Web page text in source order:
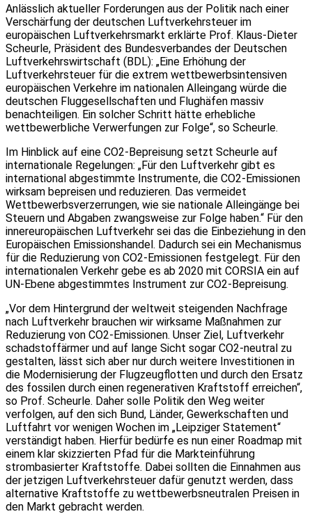
Anlässlich aktueller Forderungen aus der Politik nach einer
Verschärfung der deutschen Luftverkehrsteuer im
europäischen Luftverkehrsmarkt erklärte Prof. Klaus-Dieter
Scheurle, Präsident des Bundesverbandes der Deutschen
Luftverkehrswirtschaft (BDL): „Eine Erhöhung der
Luftverkehrsteuer für die extrem wettbewerbsintensiven
europäischen Verkehre im nationalen Alleingang würde die
deutschen Fluggesellschaften und Flughäfen massiv
benachteiligen. Ein solcher Schritt hätte erhebliche
wettbewerbliche Verwerfungen zur Folge“, so Scheurle.
Im Hinblick auf eine CO2-Bepreisung setzt Scheurle auf
internationale Regelungen: „Für den Luftverkehr gibt es
international abgestimmte Instrumente, die CO2-Emissionen
wirksam bepreisen und reduzieren. Das vermeidet
Wettbewerbsverzerrungen, wie sie nationale Alleingänge bei
Steuern und Abgaben zwangsweise zur Folge haben.“ Für den
innereuropäischen Luftverkehr sei das die Einbeziehung in den
Europäischen Emissionshandel. Dadurch sei ein Mechanismus
für die Reduzierung von CO2-Emissionen festgelegt. Für den
internationalen Verkehr gebe es ab 2020 mit CORSIA ein auf
UN-Ebene abgestimmtes Instrument zur CO2-Bepreisung.
„Vor dem Hintergrund der weltweit steigenden Nachfrage
nach Luftverkehr brauchen wir wirksame Maßnahmen zur
Reduzierung von CO2-Emissionen. Unser Ziel, Luftverkehr
schadstoffärmer und auf lange Sicht sogar CO2-neutral zu
gestalten, lässt sich aber nur durch weitere Investitionen in
die Modernisierung der Flugzeugflotten und durch den Ersatz
des fossilen durch einen regenerativen Kraftstoff erreichen“,
so Prof. Scheurle. Daher solle Politik den Weg weiter
verfolgen, auf den sich Bund, Länder, Gewerkschaften und
Luftfahrt vor wenigen Wochen im „Leipziger Statement“
verständigt haben. Hierfür bedürfe es nun einer Roadmap mit
einem klar skizzierten Pfad für die Markteinführung
strombasierter Kraftstoffe. Dabei sollten die Einnahmen aus
der jetzigen Luftverkehrsteuer dafür genutzt werden, dass
alternative Kraftstoffe zu wettbewerbsneutralen Preisen in
den Markt gebracht werden.